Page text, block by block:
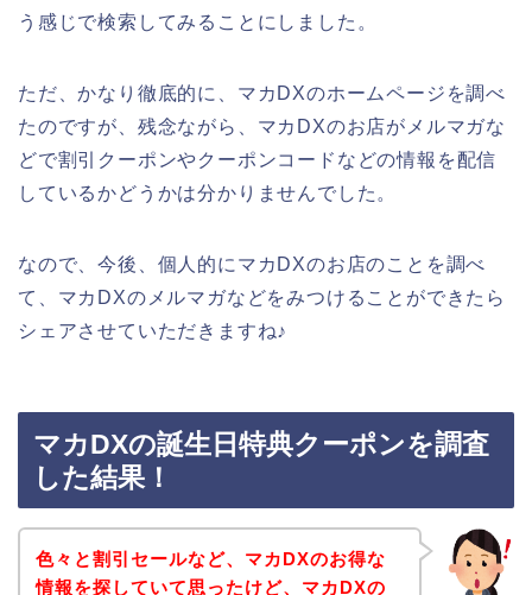
う感じで検索してみることにしました。
ただ、かなり徹底的に、マカDXのホームページを調べ
たのですが、残念ながら、マカDXのお店がメルマガな
どで割引クーポンやクーポンコードなどの情報を配信
しているかどうかは分かりませんでした。
なので、今後、個人的にマカDXのお店のことを調べ
て、マカDXのメルマガなどをみつけることができたら
シェアさせていただきますね♪
マカDXの誕生日特典クーポンを調査
した結果！
色々と割引セールなど、マカDXのお得な
情報を探していて思ったけど、マカDXの